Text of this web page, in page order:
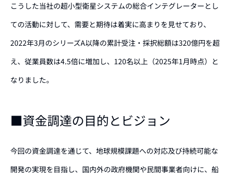
こうした当社の超小型衛星システムの総合インテグレーターとし
ての活動に対して、需要と期待は着実に高まりを見せており、
2022年3月のシリーズA以降の累計受注・採択総額は320億円を超
え、従業員数は4.5倍に増加し、120名以上（2025年1月時点）と
なりました。
■資金調達の目的とビジョン
今回の資金調達を通じて、地球規模課題への対応及び持続可能な
開発の実現を目指し、国内外の政府機関や民間事業者向けに、船